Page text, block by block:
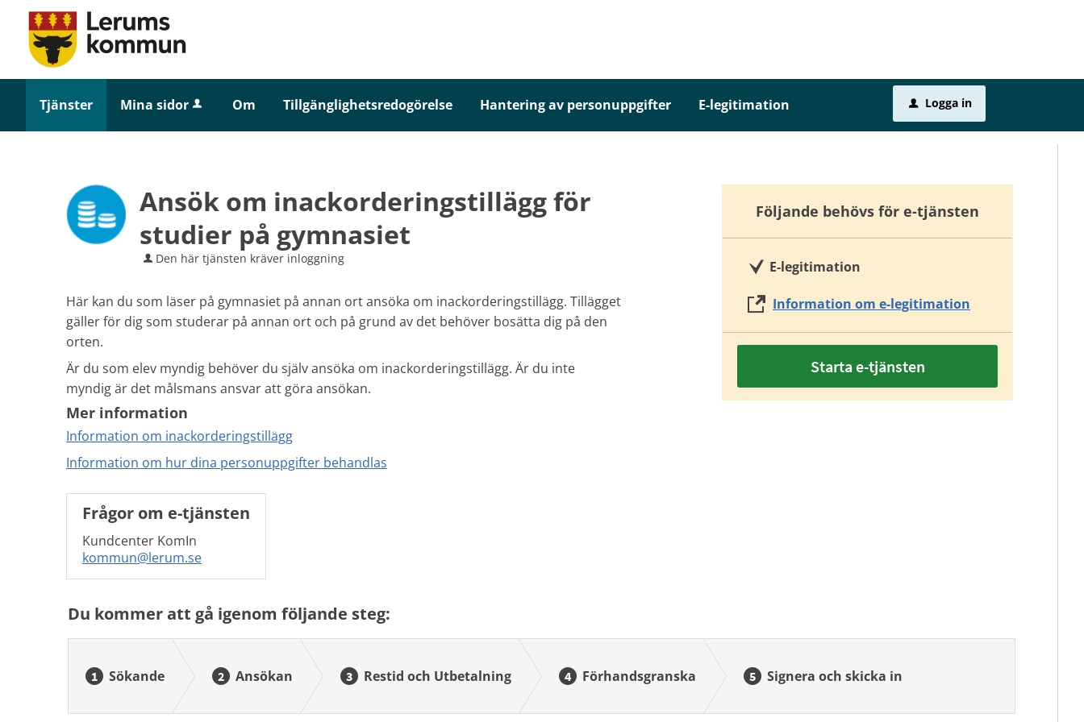
Tjänster Mina sidor Om Tillgänglighetsredogörelse Hantering av personuppgifter E-legitimation u Logga in
Ansök om inackorderingstillägg för
studier på gymnasiet
Den här tjänsten kräver inloggning
Här kan du som läser på gymnasiet på annan ort ansöka om inackorderingstillägg. Tillägget
gäller för dig som studerar på annan ort och på grund av det behöver bosätta dig på den
orten.
Är du som elev myndig behöver du själv ansöka om inackorderingstillägg. Är du inte
myndig är det målsmans ansvar att göra ansökan.
Mer information
Information om inackorderingstillägg
Information om hur dina personuppgifter behandlas
Frågor om e-tjänsten
Kundcenter KomIn
kommun@lerum.se
Följande behövs för e-tjänsten
E-legitimation
Information om e-legitimation
Starta e-tjänsten
Du kommer att gå igenom följande steg:
Sökande Ansökan Restid och Utbetalning Förhandsgranska Signera och skicka in